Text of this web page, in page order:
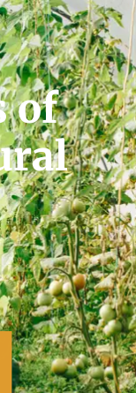
of